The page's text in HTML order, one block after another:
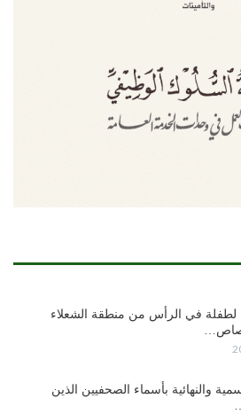
لطفلة في الرأس من منطقة الشعلاء
والنهائية بأسماء الصحفيين الذين